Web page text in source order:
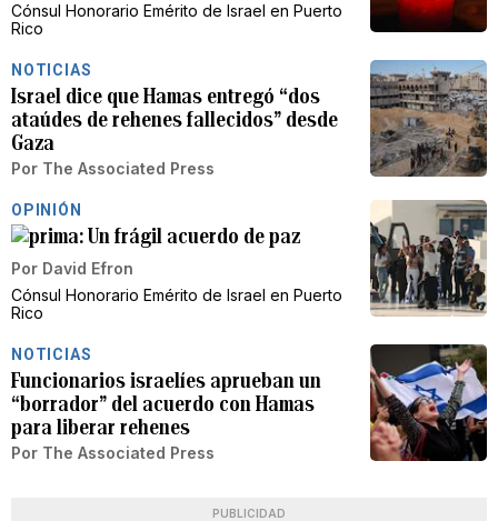
Cónsul Honorario Emérito de Israel en Puerto
Rico
NOTICIAS
Israel dice que Hamas entregó “dos
ataúdes de rehenes fallecidos” desde
Gaza
Por The Associated Press
OPINIÓN
Un frágil acuerdo de paz
Por David Efron
Cónsul Honorario Emérito de Israel en Puerto
Rico
NOTICIAS
Funcionarios israelíes aprueban un
“borrador” del acuerdo con Hamas
para liberar rehenes
Por The Associated Press
PUBLICIDAD